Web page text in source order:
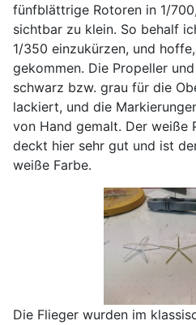
fünfblättrige Rotoren in 1/
sichtbar zu klein. So behalf
1/350 einzukürzen, und
gekommen. Die Propeller
schwarz bzw. grau für die
lackiert, und die
von Hand gemalt. Der weiße
deckt hier sehr gut und ist
weiße Farbe.
Die Flieger wurden im